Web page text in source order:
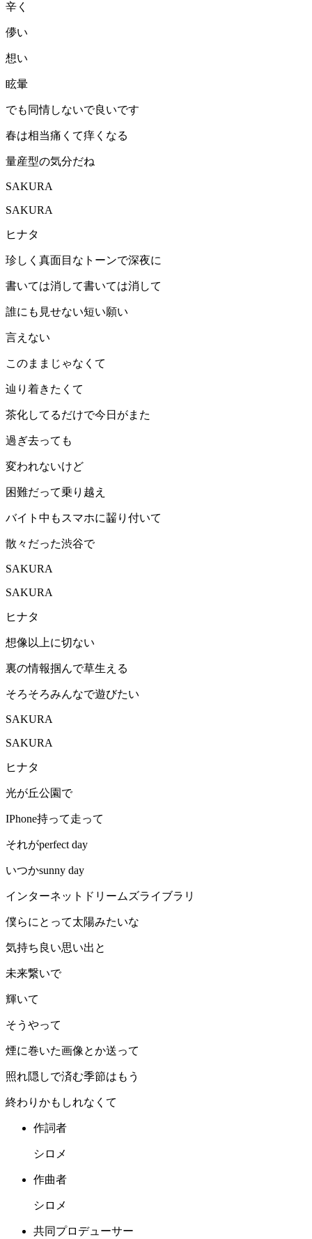
辛く
儚い
想い
眩暈
でも同情しないで良いです
春は相当痛くて痒くなる
量産型の気分だね
SAKURA
SAKURA
ヒナタ
珍しく真面目なトーンで深夜に
書いては消して書いては消して
誰にも見せない短い願い
言えない
このままじゃなくて
辿り着きたくて
茶化してるだけで今日がまた
過ぎ去っても
変われないけど
困難だって乗り越え
バイト中もスマホに齧り付いて
散々だった渋谷で
SAKURA
SAKURA
ヒナタ
想像以上に切ない
裏の情報掴んで草生える
そろそろみんなで遊びたい
SAKURA
SAKURA
ヒナタ
光が丘公園で
IPhone持って走って
それがperfect day
いつかsunny day
インターネットドリームズライブラリ
僕らにとって太陽みたいな
気持ち良い思い出と
未来繋いで
輝いて
そうやって
煙に巻いた画像とか送って
照れ隠しで済む季節はもう
終わりかもしれなくて
作詞者
シロメ
作曲者
シロメ
共同プロデューサー